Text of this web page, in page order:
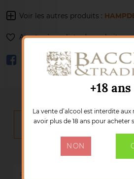
Voir les autres produits :
Ajouter à ma liste de souhaits
DÉTAILS DU
+18 ans
La vente d’alcool est interdite
avoir plus de 18 ans pour acheter
NON